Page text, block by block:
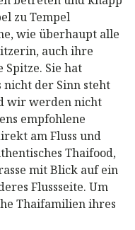
zu Tempel
wie überhaupt alle
auch ihre
Sie hat
nicht der Sinn steht
wir werden nicht
empfohlene
am Fluss und
Thaifood,
mit Blick auf ein
Flussseite. Um
Thaifamilien ihres